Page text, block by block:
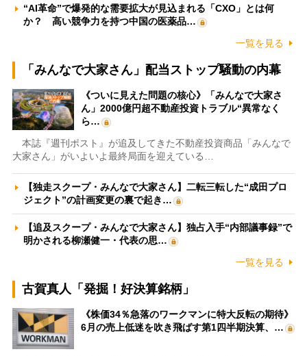
“AI革命”で爆発的な需要拡大が見込まれる「CXO」とは何
か？ 高い競争力を持つ中国の医薬品…
一覧を見る
「みんなで大家さん」配当ストップ騒動の内幕
《ついに見えた問題の核心》「みんなで大家さ
ん」2000億円超不動産投資トラブル“異常なく
ら…
本誌『週刊ポスト』が追及してきた不動産投資商品「みんなで
大家さん」がいよいよ最終局面を迎えている…
【独走スクープ・みんなで大家さん】二転三転した“成田プロ
ジェクト”の計画変更の裏で起き…
【追及スクープ・みんなで大家さん】独占入手“内部議事録”で
明かされる柳瀬健一・代表の思…
一覧を見る
古賀真人「発掘！好決算銘柄」
《株価34％急落のワークマンに特大反転の期待》
6月の売上低迷を吹き飛ばす第1四半期決算、…